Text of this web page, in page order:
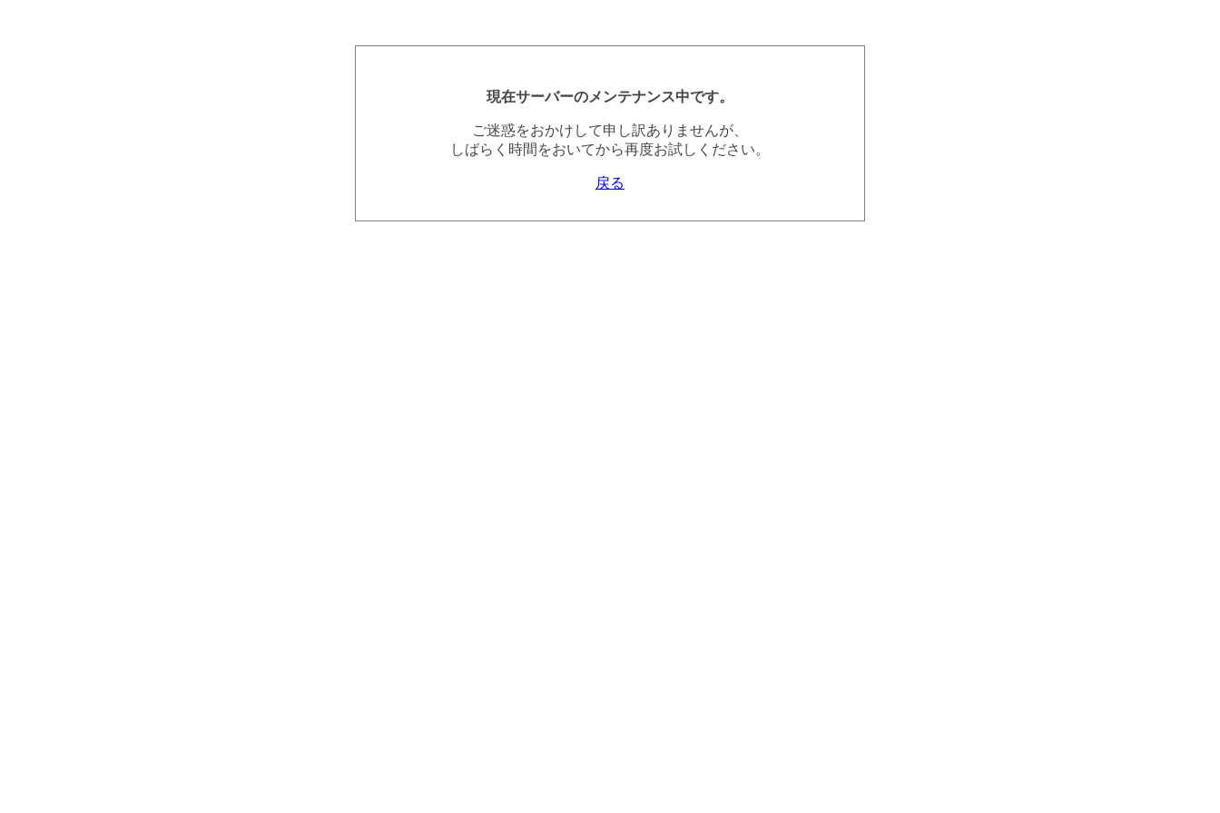
現在サーバーのメンテナンス中です。
ご迷惑をおかけして申し訳ありませんが、
しばらく時間をおいてから再度お試しください。
戻る